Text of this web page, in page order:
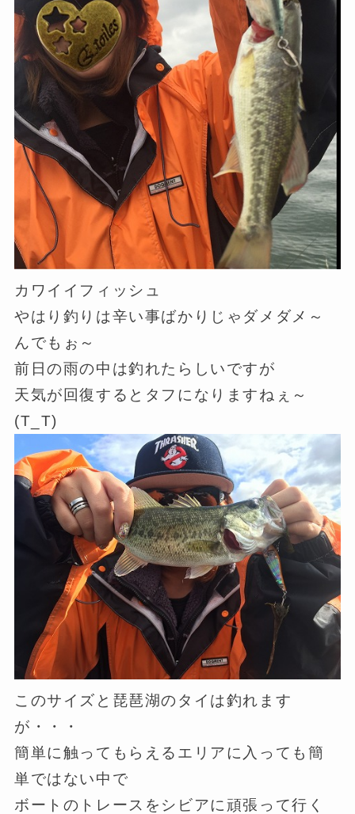
カワイイフィッシュ
やはり釣りは辛い事ばかりじゃダメダメ～
んでもぉ～
前日の雨の中は釣れたらしいですが
天気が回復するとタフになりますねぇ～
(T_T)
このサイズと琵琶湖のタイは釣れます
が・・・
簡単に触ってもらえるエリアに入っても簡
単ではない中で
ボートのトレースをシビアに頑張って行く